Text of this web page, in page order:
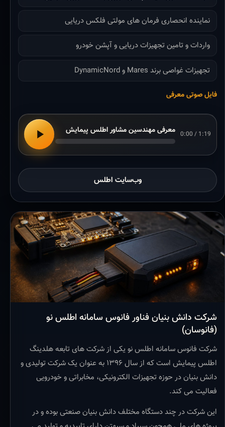
نماینده انحصاری فرمان های مولتی فلکس دریایی
واردات و تامین تجهیزات دریایی و آپشن خودرو
تجهیزات غواصی برند Mares و DynamicNord
فایل صوتی معرفی
0:00 / 1:19 معرفی مهندسین مشاور اطلس پیمایش
وب‌سایت اطلس
شرکت دانش بنیان فناور فانوس سامانه اطلس نو
(فانوسان)
شرکت فانوس سامانه اطلس نو یکی از شرکت های تابعه هلدینگ
اطلس پیمایش است که از سال ۱۳۹۶ به عنوان یک شرکت تولیدی و
دانش بنیان در حوزه تجهیزات الکترونیکی، مخابراتی و خودرویی
فعالیت می کند.
این شرکت در چند دستگاه مختلف دانش بنیان صنعتی بوده و در